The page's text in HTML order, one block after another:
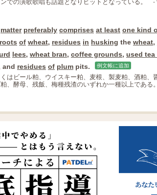
-
matter preferably comprises at least one kind
roots of wheat, residues in husking the wheat,
lees, wheat bran, coffee grounds, used tea
and residues of plum pits. 例文帳に追加
はビール粕、ウイスキー粕、麦根、製麦粕、酒粕
、酵母、残飯、梅種残渣のいずれか一種以上である。